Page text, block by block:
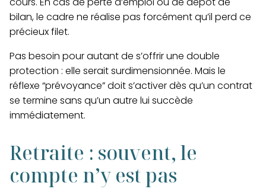
bilan, le cadre ne réalise pas forcément qu’il perd ce
précieux filet.
Pas besoin pour autant de s’offrir une double
protection : elle serait surdimensionnée. Mais le
réflexe “prévoyance” doit s’activer dès qu’un contrat
se termine sans qu’un autre lui succède
immédiatement.
Retraite : souvent, le
compte n’y est pas